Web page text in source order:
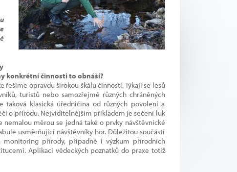
konkrétní činnosti to obnáší?
opravdu širokou škálu činností. Týkají se lesů
turistů nebo samozřejmě různých chráněných
klasická úředničina od různých povolení a
o přírodu. Nejviditelnějším příkladem je sečení luk
měrou se jedná také o prvky návštěvnické
usměrňující návštěvníky hor. Důležitou součástí
přírody, případně i výzkum přírodních
Aplikaci vědeckých poznatků do praxe totiž